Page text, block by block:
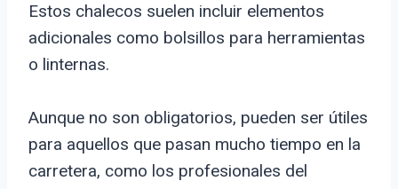
Estos chalecos suelen incluir elementos
adicionales como bolsillos para herramientas
o linternas.
Aunque no son obligatorios, pueden ser útiles
para aquellos que pasan mucho tiempo en la
carretera, como los profesionales del